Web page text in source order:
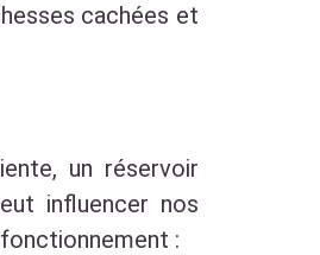
cachées et
un réservoir
influencer nos
: